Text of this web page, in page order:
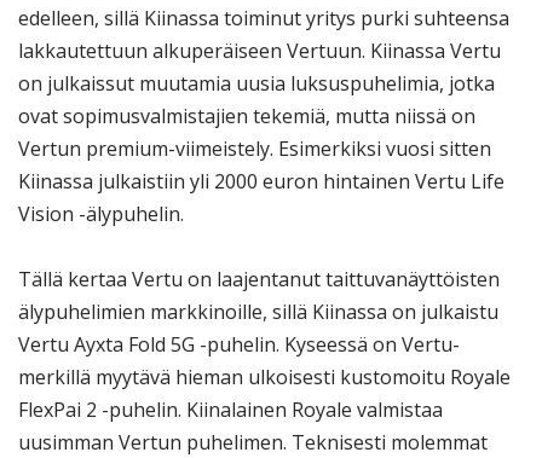
edelleen, sillä Kiinassa toiminut yritys purki suhteensa
lakkautettuun alkuperäiseen Vertuun. Kiinassa Vertu
on julkaissut muutamia uusia luksuspuhelimia, jotka
ovat sopimusvalmistajien tekemiä, mutta niissä on
Vertun premium-viimeistely. Esimerkiksi vuosi sitten
Kiinassa julkaistiin yli 2000 euron hintainen Vertu Life
Vision -älypuhelin.
Tällä kertaa Vertu on laajentanut taittuvanäyttöisten
älypuhelimien markkinoille, sillä Kiinassa on julkaistu
Vertu Ayxta Fold 5G -puhelin. Kyseessä on Vertu-
merkillä myytävä hieman ulkoisesti kustomoitu Royale
FlexPai 2 -puhelin. Kiinalainen Royale valmistaa
uusimman Vertun puhelimen. Teknisesti molemmat